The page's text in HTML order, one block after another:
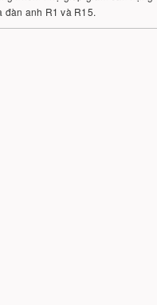
đàn anh R1 và R15.